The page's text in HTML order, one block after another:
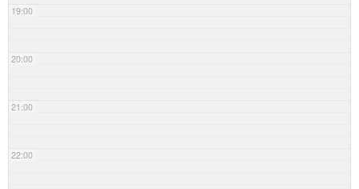
19:00
20:00
21:00
22:00